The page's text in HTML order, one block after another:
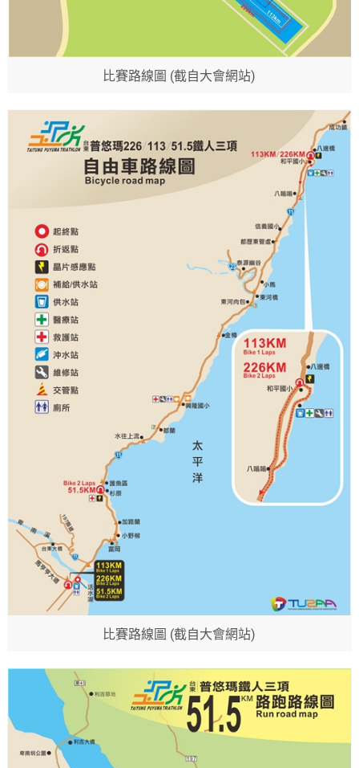
比賽路線圖 (截自大會網站)
比賽路線圖 (截自大會網站)